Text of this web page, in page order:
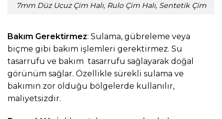
7mm Düz Ucuz Çim Halı, Rulo Çim Halı, Sentetik Çim
Bakım Gerektirmez: Sulama, gübreleme veya
biçme gibi bakım işlemleri gerektirmez. Su
tasarrufu ve bakım tasarrufu sağlayarak doğal
görünüm sağlar. Özellikle sürekli sulama ve
bakımın zor olduğu bölgelerde kullanılır,
maliyetsizdir.